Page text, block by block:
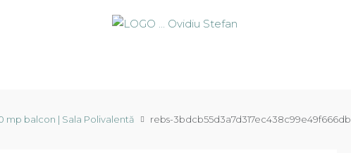
mp balcon | Sala Polivalentă rebs-3bdcb55d3a7d317ec438c99e49f666db